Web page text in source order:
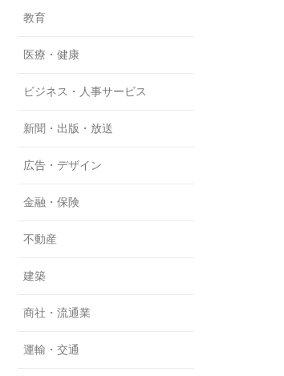
教育
医療・健康
ビジネス・人事サービス
新聞・出版・放送
広告・デザイン
金融・保険
不動産
建築
商社・流通業
運輸・交通